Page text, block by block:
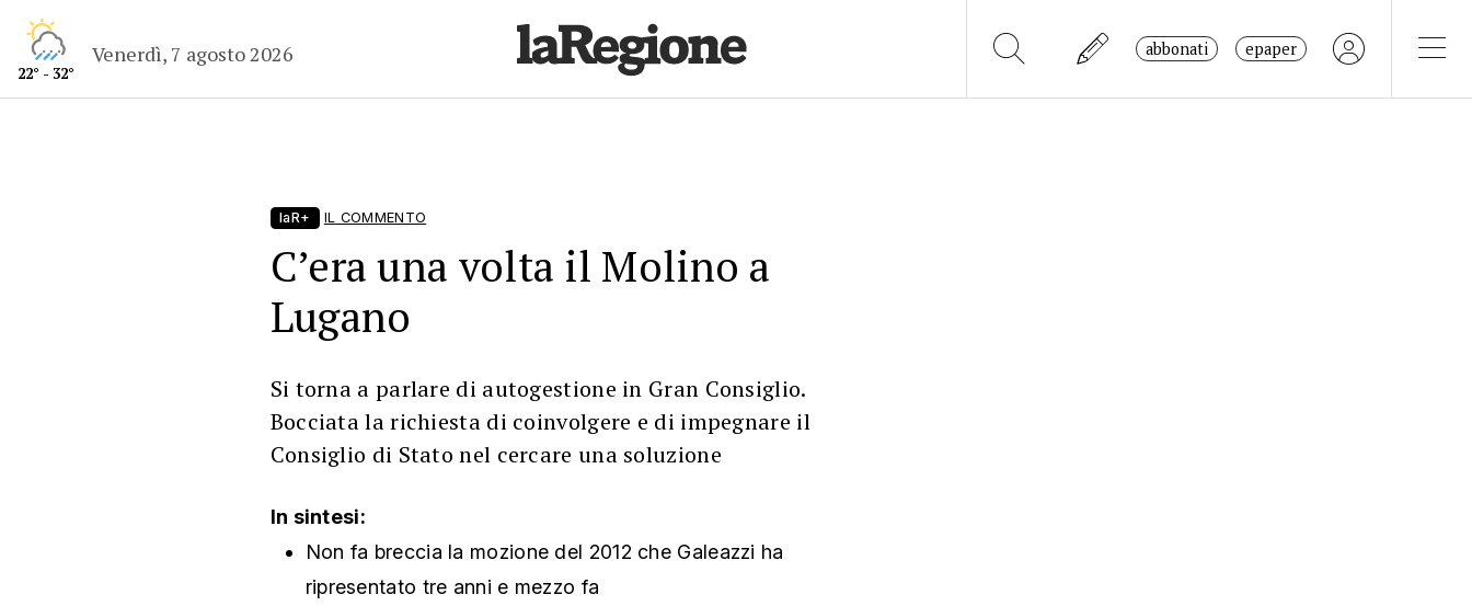
22° - 32°
Venerdì, 7 agosto 2026 abbonati epaper
laR+ IL COMMENTO
C’era una volta il Molino a
Lugano
Si torna a parlare di autogestione in Gran Consiglio.
Bocciata la richiesta di coinvolgere e di impegnare il
Consiglio di Stato nel cercare una soluzione
In sintesi:
Non fa breccia la mozione del 2012 che Galeazzi ha
ripresentato tre anni e mezzo fa